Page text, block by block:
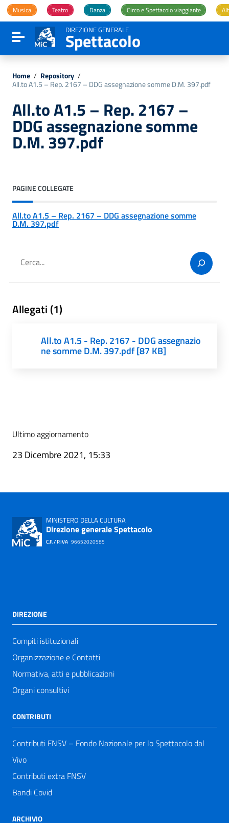
Vai ai contenuti
Vai al menu di navigazione
Vai al footer
Musica Teatro Danza Circo e Spettacolo viaggiante
Attiva / disattiva la navigazione
DIREZIONE GENERALE
Spettacolo
Home / Repository /
All.to A1.5 – Rep. 2167 – DDG assegnazione somme D.M. 397.pdf
All.to A1.5 – Rep. 2167 –
DDG assegnazione somme
D.M. 397.pdf
PAGINE COLLEGATE
All.to A1.5 – Rep. 2167 – DDG assegnazione somme
D.M. 397.pdf
Cerca
Allegati (1)
All.to A1.5 - Rep. 2167 - DDG assegnazio
ne somme D.M. 397.pdf [87 KB]
Ultimo aggiornamento
23 Dicembre 2021, 15:33
MINISTERO DELLA CULTURA
Direzione generale Spettacolo
C.F. / P.IVA 96652020585
DIREZIONE
Compiti istituzionali
Organizzazione e Contatti
Normativa, atti e pubblicazioni
Organi consultivi
CONTRIBUTI
Contributi FNSV – Fondo Nazionale per lo Spettacolo dal
Vivo
Contributi extra FNSV
Bandi Covid
ARCHIVIO